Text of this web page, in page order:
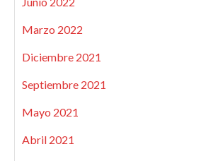
Marzo 2022
Diciembre 2021
Septiembre 2021
Mayo 2021
Abril 2021